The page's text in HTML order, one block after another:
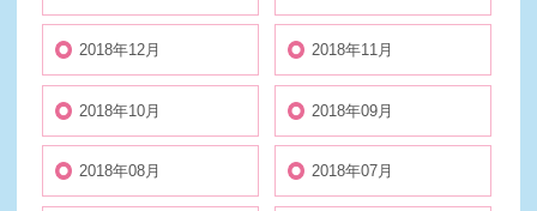
2018年12月 2018年11月
2018年10月 2018年09月
2018年08月 2018年07月